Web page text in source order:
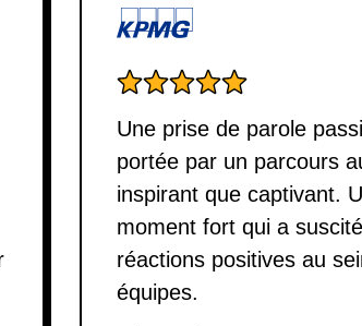
éclairée et respectueuse.
Une prise de parole
portée par un parcours
inspirant que captivant.
moment fort qui a
réactions positives au
équipes.